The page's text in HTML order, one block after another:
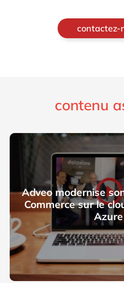
contactez-
contenu
Adveo modernise
Commerce sur le
Azure